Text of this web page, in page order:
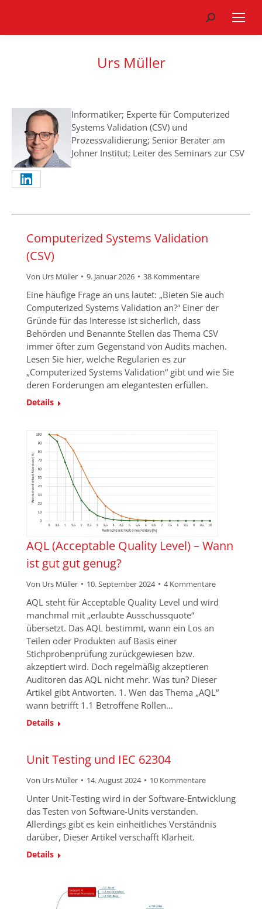
Search:
Urs Müller
Informatiker; Experte für Computerized
Systems Validation (CSV) und
Prozessvalidierung; Senior Berater am
Johner Institut; Leiter des Seminars zur CSV
Computerized Systems Validation
(CSV)
Von Urs Müller 9. Januar 2026 38 Kommentare
Eine häufige Frage an uns lautet: „Bieten Sie auch
Computerized Systems Validation an?“ Einer der
Gründe für das Interesse ist sicherlich, dass
Behörden und Benannte Stellen das Thema CSV
immer öfter zum Gegenstand von Audits machen.
Lesen Sie hier, welche Regularien es zur
„Computerized Systems Validation“ gibt und wie Sie
deren Forderungen am elegantesten erfüllen.
Details
AQL (Acceptable Quality Level) – Wann
ist gut gut genug?
Von Urs Müller 10. September 2024 4 Kommentare
AQL steht für Acceptable Quality Level und wird
manchmal mit „erlaubte Ausschussquote“
übersetzt. Das AQL bestimmt, wann ein Los an
Teilen oder Produkten auf Basis einer
Stichprobenprüfung zurückgewiesen bzw.
akzeptiert wird. Doch regelmäßig akzeptieren
Auditoren das AQL nicht mehr. Was tun? Dieser
Artikel gibt Antworten. 1. Wen das Thema „AQL“
wann betrifft 1.1 Betroffene Rollen…
Details
Unit Testing und IEC 62304
Von Urs Müller 14. August 2024 10 Kommentare
Unter Unit-Testing wird in der Software-Entwicklung
das Testen von Software-Units verstanden.
Allerdings gibt es kein einheitliches Verständnis
darüber, Dieser Artikel verschafft Klarheit.
Details